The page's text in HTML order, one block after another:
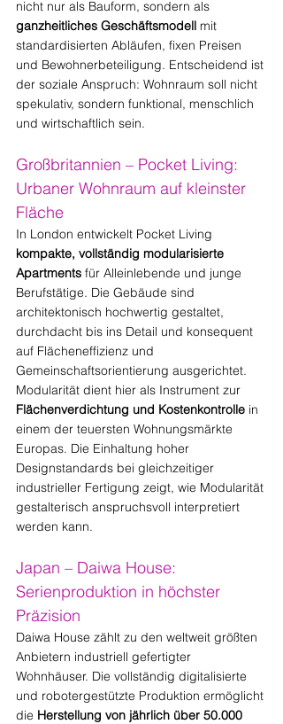
nicht nur als Bauform, sondern als
ganzheitliches Geschäftsmodell mit
standardisierten Abläufen, fixen Preisen
und Bewohnerbeteiligung. Entscheidend ist
der soziale Anspruch: Wohnraum soll nicht
spekulativ, sondern funktional, menschlich
und wirtschaftlich sein.
Großbritannien – Pocket Living:
Urbaner Wohnraum auf kleinster
Fläche
In London entwickelt Pocket Living
kompakte, vollständig modularisierte
Apartments für Alleinlebende und junge
Berufstätige. Die Gebäude sind
architektonisch hochwertig gestaltet,
durchdacht bis ins Detail und konsequent
auf Flächeneffizienz und
Gemeinschaftsorientierung ausgerichtet.
Modularität dient hier als Instrument zur
Flächenverdichtung und Kostenkontrolle in
einem der teuersten Wohnungsmärkte
Europas. Die Einhaltung hoher
Designstandards bei gleichzeitiger
industrieller Fertigung zeigt, wie Modularität
gestalterisch anspruchsvoll interpretiert
werden kann.
Japan – Daiwa House:
Serienproduktion in höchster
Präzision
Daiwa House zählt zu den weltweit größten
Anbietern industriell gefertigter
Wohnhäuser. Die vollständig digitalisierte
und robotergestützte Produktion ermöglicht
die Herstellung von jährlich über 50.000